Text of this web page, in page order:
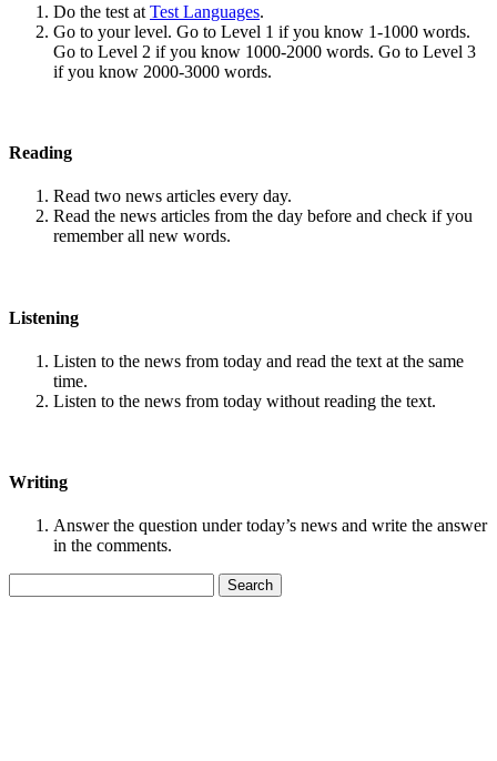
Do the test at Test Languages.
Go to your level. Go to Level 1 if you know 1-1000 words.
Go to Level 2 if you know 1000-2000 words. Go to Level 3
if you know 2000-3000 words.
Reading
Read two news articles every day.
Read the news articles from the day before and check if you
remember all new words.
Listening
Listen to the news from today and read the text at the same
time.
Listen to the news from today without reading the text.
Writing
Answer the question under today’s news and write the answer
in the comments.
for: